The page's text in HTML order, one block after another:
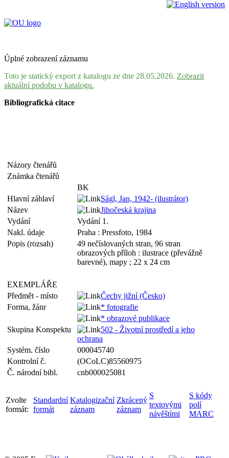
Úplné zobrazení záznamu
Toto je statický export z katalogu ze dne 28.05.2026. Zobrazit
aktuální podobu v katalogu.
Bibliografická citace
Názory čtenářů
Známka čtenářů
BK
Hlavní záhlaví
Ságl, Jan, 1942- (ilustrátor)
Název
Jihočeská krajina
Vydání
Vydání 1.
Nakl. údaje
Praha : Pressfoto, 1984
Popis (rozsah)
49 nečíslovaných stran, 96 stran
obrazových příloh : ilustrace (převážně
barevné), mapy ; 22 x 24 cm
EXEMPLÁŘE
Předmět - místo
Čechy jižní (Česko)
Forma, žánr
* fotografie
* obrazové publikace
Skupina Konspektu
502 - Životní prostředí a jeho
ochrana
Systém. číslo
000045740
Kontrolní č.
(OCoLC)85560975
Č. národní bibl.
cnb000025081
Zvolte
formát:
Standardní
formát
Katalogizační
záznam
Zkrácený
záznam
S
textovými
návěštími
S kódy
polí
MARC